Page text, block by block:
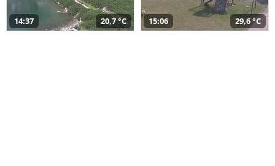
14:37 20,7 °C 15:06 29,6 °C